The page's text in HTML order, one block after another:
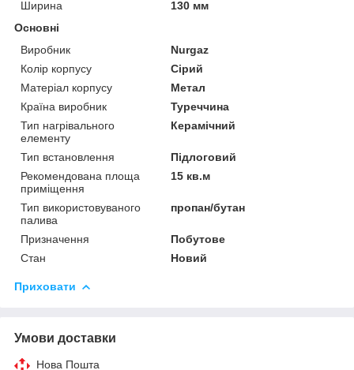
Ширина
130 мм
Основні
Виробник
Nurgaz
Колір корпусу
Сірий
Матеріал корпусу
Метал
Країна виробник
Туреччина
Тип нагрівального
елементу
Керамічний
Тип встановлення
Підлоговий
Рекомендована площа
приміщення
15 кв.м
Тип використовуваного
палива
пропан/бутан
Призначення
Побутове
Стан
Новий
Приховати
Умови доставки
Нова Пошта